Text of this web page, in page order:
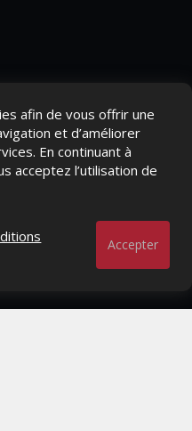
afin de vous offrir une
et d’améliorer
En continuant à
acceptez l’utilisation de
Accepter